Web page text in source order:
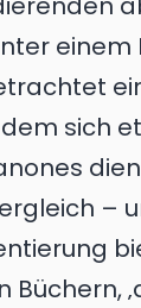
einem
sich
–
Büchern,